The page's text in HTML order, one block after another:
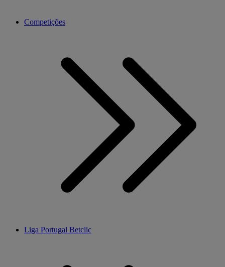
Competições
Liga Portugal Betclic